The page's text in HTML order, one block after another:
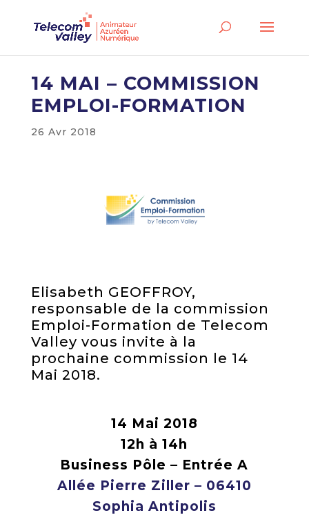
14 MAI – COMMISSION
EMPLOI-FORMATION
26 Avr 2018
Elisabeth GEOFFROY,
responsable de la commission
Emploi-Formation de Telecom
Valley vous invite à la
prochaine commission le 14
Mai 2018.
14 Mai 2018
12h à 14h
Business Pôle – Entrée A
Allée Pierre Ziller – 06410
Sophia Antipolis